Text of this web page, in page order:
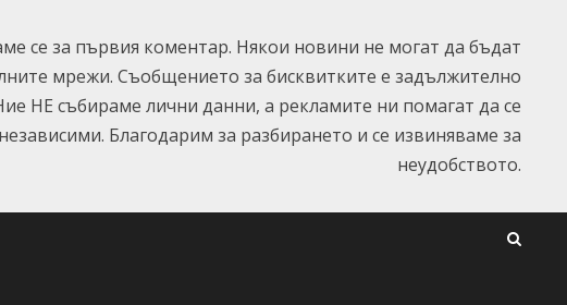
се за първия коментар. Някои новини не могат да бъдат
мрежи. Съобщението за бисквитките е задължително
НЕ събираме лични данни, а рекламите ни помагат да се
Благодарим за разбирането и се извиняваме за
неудобството.